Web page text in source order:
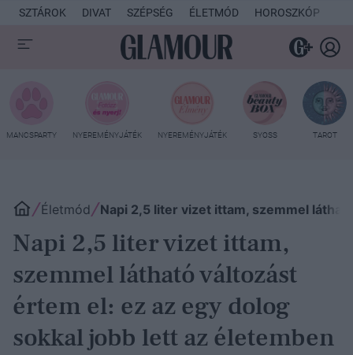
SZTÁROK DIVAT SZÉPSÉG ÉLETMÓD HOROSZKÓP
MANCSPARTY NYEREMÉNYJÁTÉK NYEREMÉNYJÁTÉK SYOSS TAROT
Életmód Napi 2,5 liter vizet ittam, szemmel
Napi 2,5 liter vizet ittam,
szemmel látható változást
értem el: ez az egy dolog
sokkal jobb lett az életemben